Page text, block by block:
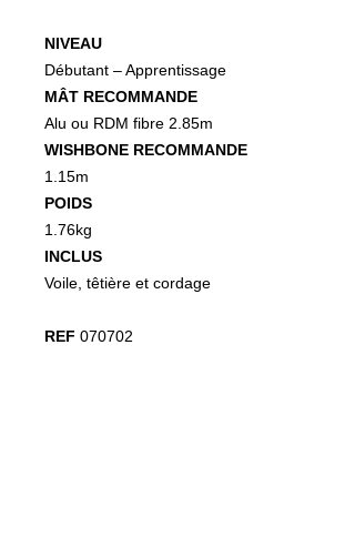
NIVEAU
Débutant – Apprentissage
MÂT RECOMMANDE
Alu ou RDM fibre 2.85m
WISHBONE RECOMMANDE
1.15m
POIDS
1.76kg
INCLUS
Voile, têtière et cordage
REF 070702